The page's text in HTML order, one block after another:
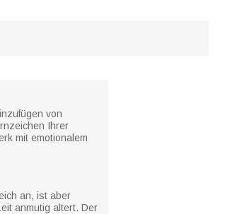
von
Ihrer
mit emotionalem
an, ist aber
anmutig altert. Der